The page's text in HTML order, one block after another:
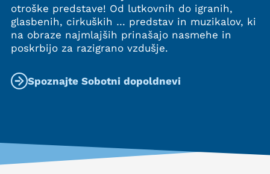
otroške predstave! Od lutkovnih do igranih,
glasbenih, cirkuških … predstav in muzikalov, ki
na obraze najmlajših prinašajo nasmehe in
poskrbijo za razigrano vzdušje.
Spoznajte Sobotni dopoldnevi